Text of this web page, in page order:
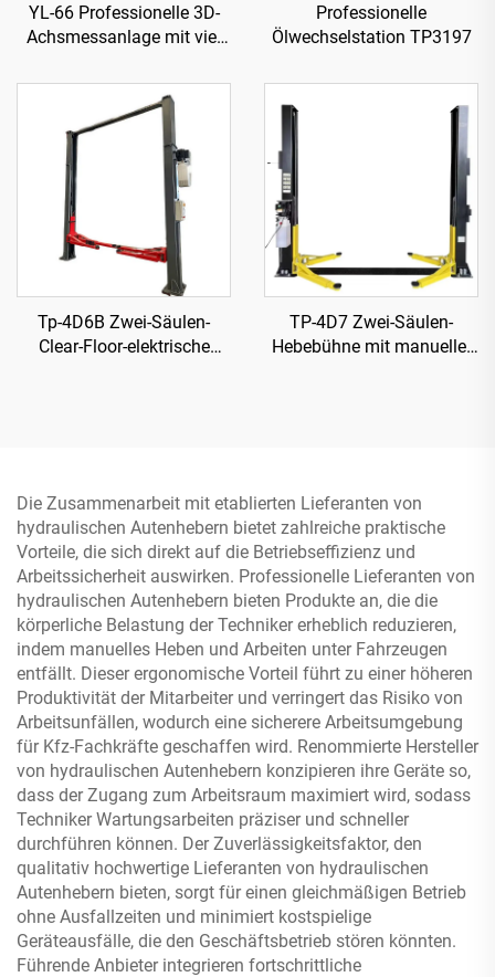
YL-66 Professionelle 3D-
Achsmessanlage mit vier
Professionelle
Ölwechselstation TP3197
Tp-4D6B Zwei-Säulen-
Clear-Floor-elektrische
TP-4D7 Zwei-Säulen-
Hebebühne mit manueller
Die Zusammenarbeit mit etablierten Lieferanten von
hydraulischen Autenhebern bietet zahlreiche praktische
Vorteile, die sich direkt auf die Betriebseffizienz und
Arbeitssicherheit auswirken. Professionelle Lieferanten von
hydraulischen Autenhebern bieten Produkte an, die die
körperliche Belastung der Techniker erheblich reduzieren,
indem manuelles Heben und Arbeiten unter Fahrzeugen
entfällt. Dieser ergonomische Vorteil führt zu einer höheren
Produktivität der Mitarbeiter und verringert das Risiko von
Arbeitsunfällen, wodurch eine sicherere Arbeitsumgebung
für Kfz-Fachkräfte geschaffen wird. Renommierte Hersteller
von hydraulischen Autenhebern konzipieren ihre Geräte so,
dass der Zugang zum Arbeitsraum maximiert wird, sodass
Techniker Wartungsarbeiten präziser und schneller
durchführen können. Der Zuverlässigkeitsfaktor, den
qualitativ hochwertige Lieferanten von hydraulischen
Autenhebern bieten, sorgt für einen gleichmäßigen Betrieb
ohne Ausfallzeiten und minimiert kostspielige
Geräteausfälle, die den Geschäftsbetrieb stören könnten.
Führende Anbieter integrieren fortschrittliche